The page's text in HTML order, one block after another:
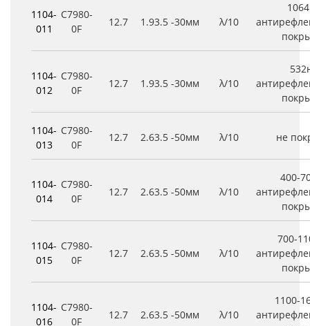
1104-
011
C7980-
0F
12.7 1.93.5 -30мм λ/10
1104-
012
C7980-
0F
12.7 1.93.5 -30мм λ/10
1104-
013
C7980-
0F
12.7 2.63.5 -50мм λ/10 не
1104-
014
C7980-
0F
12.7 2.63.5 -50мм λ/10
400-
1104-
015
C7980-
0F
12.7 2.63.5 -50мм λ/10
700-
1104-
016
C7980-
0F
12.7 2.63.5 -50мм λ/10
1100-